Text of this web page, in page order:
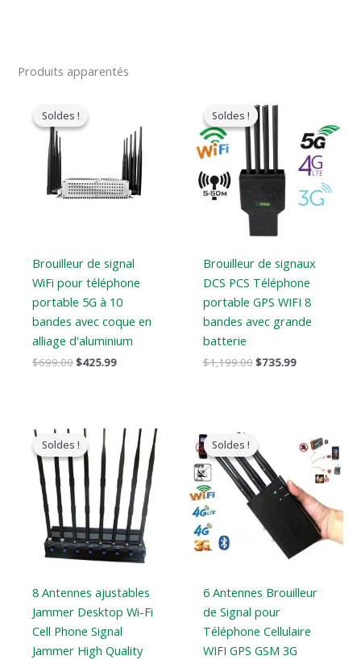
Produits apparentés
Soldes !
Soldes !
Brouilleur de signal
WiFi pour téléphone
portable 5G à 10
bandes avec coque en
alliage d'aluminium
$699.00
original
$425.99
est
$425.99.
Soldes !
Soldes !
Brouilleur de signaux
DCS PCS Téléphone
portable GPS WIFI 8
bandes avec grande
batterie
$1,199.00
prix
original
était
:
$1,199.00.
$735.99
actuel
est
$735.99.
Soldes !
Soldes !
8 Antennes ajustables
Jammer Desktop Wi-Fi
Cell Phone Signal
Jammer High Quality
prix
original
était
:
$799.00.
prix
actuel
est
:
$559.88.
Soldes !
Soldes !
6 Antennes Brouilleur
de Signal pour
Téléphone Cellulaire
WIFI GPS GSM 3G
original
était
:
$429.00.
actuel
:
$199.99.